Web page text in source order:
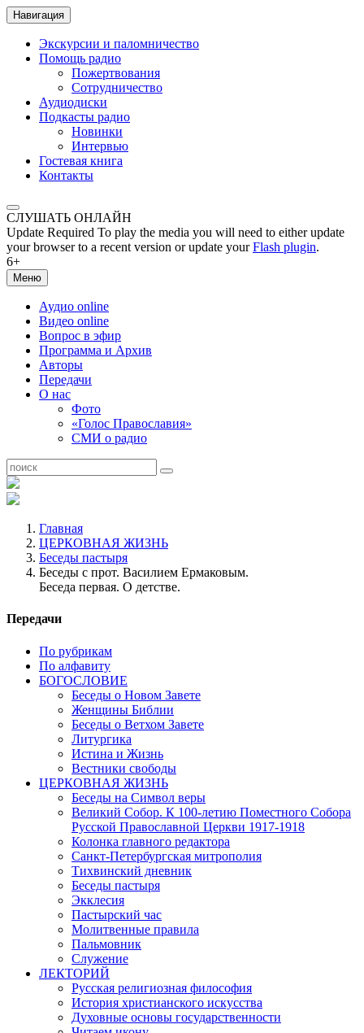
Навигация
Экскурсии и паломничество
Помощь радио
Пожертвования
Сотрудничество
Аудиодиски
Подкасты радио
Новинки
Интервью
Гостевая книга
Контакты
СЛУШАТЬ ОНЛАЙН
Update Required To play the media you will need to either update
your browser to a recent version or update yourFlash plugin.
6+
Меню
Аудио online
Видео online
Вопрос в эфир
Программа и Архив
Авторы
Передачи
О нас
Фото
«Голос Православия»
СМИ о радио
Главная
ЦЕРКОВНАЯ ЖИЗНЬ
Беседы пастыря
Беседы с прот. Василием Ермаковым.
Беседа первая. О детстве.
Передачи
По рубрикам
По алфавиту
БОГОСЛОВИЕ
Беседы о Новом Завете
Женщины Библии
Беседы о Ветхом Завете
Литургика
Истина и Жизнь
Вестники свободы
ЦЕРКОВНАЯ ЖИЗНЬ
Беседы на Символ веры
Великий Собор. К 100-летию Поместного Собора
Русской Православной Церкви 1917-1918
Колонка главного редактора
Санкт-Петербургская митрополия
Тихвинский дневник
Беседы пастыря
Экклесия
Пастырский час
Молитвенные правила
Пальмовник
Служение
ЛЕКТОРИЙ
Русская религиозная философия
История христианского искусства
Духовные основы государственности